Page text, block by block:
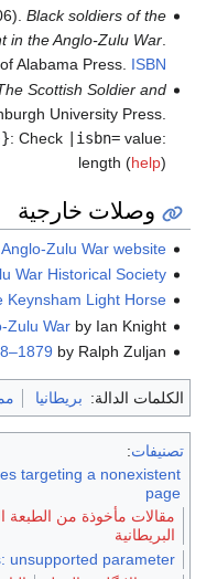
Black soldiers of the
in the Anglo-Zulu War.
Alabama Press. ISBN
Scottish Soldier and
University Press.
: Check |isbn=value:
length (help)
وصلات خارجية
Zulu War website
War Historical Society
Keynsham Light Horse
Zulu Warby Ian Knight
by Ralph Zuljan
الكلمات الدالة: بريطانيا
تصنيفات:
targeting a nonexistent
page
مقالات مأخوذة من الطبعة
البريطانية
unsupported parameter